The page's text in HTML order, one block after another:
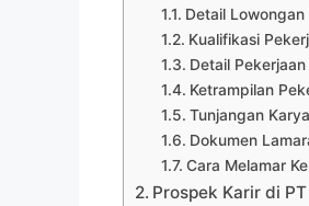
Detail Lowongan
Kualifikasi
Detail Pekerjaan
Ketrampilan
Tunjangan
Dokumen
Cara Melamar
Prospek Karir di PT